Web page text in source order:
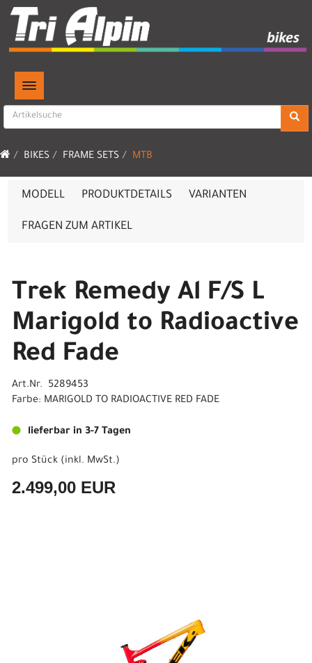
TOGGLE NAVIGATION
BIKES FRAME SETS MTB
MODELL PRODUKTDETAILS VARIANTEN
FRAGEN ZUM ARTIKEL
Trek Remedy Al F/S L
Marigold to Radioactive
Red Fade
Art.Nr. 5289453
Farbe: MARIGOLD TO RADIOACTIVE RED FADE
lieferbar in 3-7 Tagen
pro Stück (inkl. MwSt.)
2.499,00 EUR